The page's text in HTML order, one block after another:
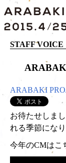
STAFF VOICE
ARABAKI
お待たせしま
れる季節になり
今年のCMはこ